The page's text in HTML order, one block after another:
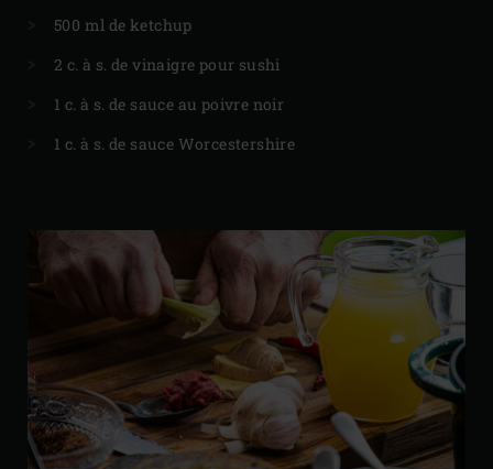
500 ml de ketchup
2 c. à s. de vinaigre pour sushi
1 c. à s. de sauce au poivre noir
1 c. à s. de sauce Worcestershire